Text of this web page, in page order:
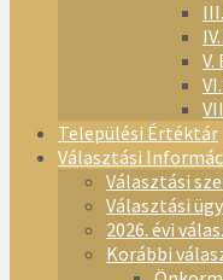
Települési Értéktár
Választási
Választási
Választási
2026. évi
Korábbi